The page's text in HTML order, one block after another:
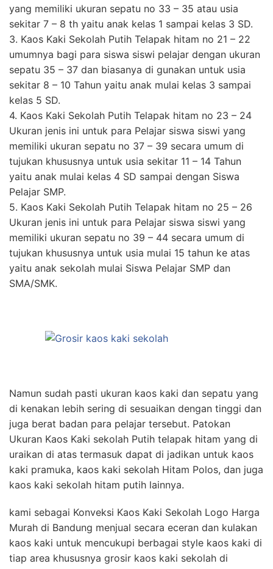
yang memiliki ukuran sepatu no 33 – 35 atau usia
sekitar 7 – 8 th yaitu anak kelas 1 sampai kelas 3 SD.
3. Kaos Kaki Sekolah Putih Telapak hitam no 21 – 22
umumnya bagi para siswa siswi pelajar dengan ukuran
sepatu 35 – 37 dan biasanya di gunakan untuk usia
sekitar 8 – 10 Tahun yaitu anak mulai kelas 3 sampai
kelas 5 SD.
4. Kaos Kaki Sekolah Putih Telapak hitam no 23 – 24
Ukuran jenis ini untuk para Pelajar siswa siswi yang
memiliki ukuran sepatu no 37 – 39 secara umum di
tujukan khususnya untuk usia sekitar 11 – 14 Tahun
yaitu anak mulai kelas 4 SD sampai dengan Siswa
Pelajar SMP.
5. Kaos Kaki Sekolah Putih Telapak hitam no 25 – 26
Ukuran jenis ini untuk para Pelajar siswa siswi yang
memiliki ukuran sepatu no 39 – 44 secara umum di
tujukan khususnya untuk usia mulai 15 tahun ke atas
yaitu anak sekolah mulai Siswa Pelajar SMP dan
SMA/SMK.
Namun sudah pasti ukuran kaos kaki dan sepatu yang
di kenakan lebih sering di sesuaikan dengan tinggi dan
juga berat badan para pelajar tersebut. Patokan
Ukuran Kaos Kaki sekolah Putih telapak hitam yang di
uraikan di atas termasuk dapat di jadikan untuk kaos
kaki pramuka, kaos kaki sekolah Hitam Polos, dan juga
kaos kaki sekolah hitam putih lainnya.
kami sebagai Konveksi Kaos Kaki Sekolah Logo Harga
Murah di Bandung menjual secara eceran dan kulakan
kaos kaki untuk mencukupi berbagai style kaos kaki di
tiap area khususnya grosir kaos kaki sekolah di